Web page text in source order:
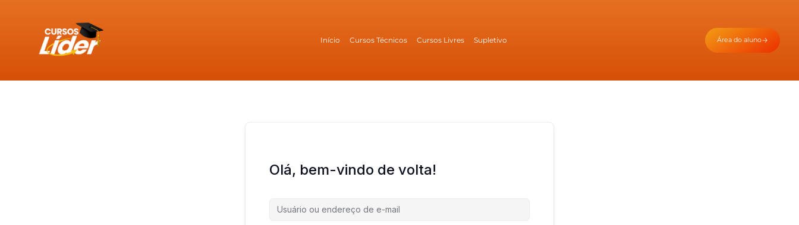
Início Cursos Técnicos Cursos Livres Supletivo Área do aluno
Olá, bem-vindo de volta!